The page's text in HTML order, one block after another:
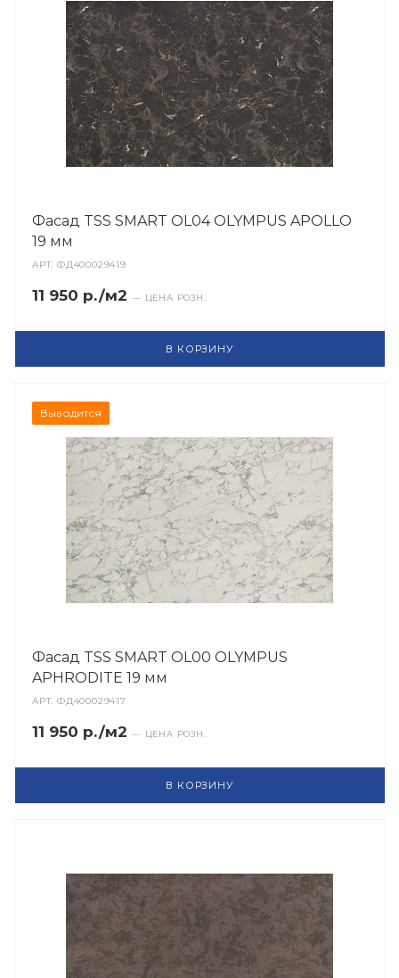
Фасад TSS SMART OL04 OLYMPUS APOLLO
19 мм
АРТ.ФД400029419
11 950 р./м2 — ЦЕНА РОЗН.
В КОРЗИНУ
Выводится
Фасад TSS SMART OL00 OLYMPUS
APHRODITE 19 мм
АРТ.ФД400029417
11 950 р./м2 — ЦЕНА РОЗН.
В КОРЗИНУ